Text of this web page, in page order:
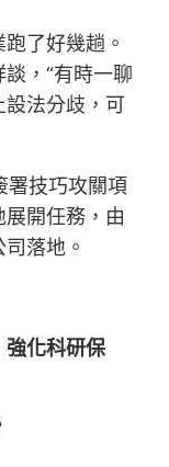
了好幾趟。
，“有時一聊
法分歧，可
技巧攻關項
開任務，由
落地。
強化科研保